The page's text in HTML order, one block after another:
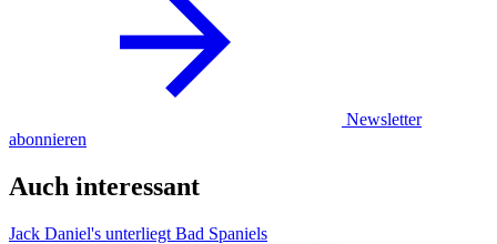
Newsletter
abonnieren
Auch interessant
Jack Daniel's unterliegt Bad Spaniels